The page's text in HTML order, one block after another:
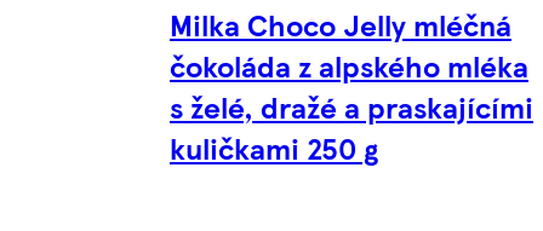
Milka Choco Jelly mléčná
čokoláda z alpského mléka
s želé, dražé a praskajícími
kuličkami 250 g